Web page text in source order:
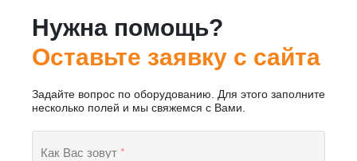
Нужна помощь?
Оставьте заявку с сайта
Задайте вопрос по оборудованию. Для этого заполните
несколько полей и мы свяжемся с Вами.
Как Вас зовут*